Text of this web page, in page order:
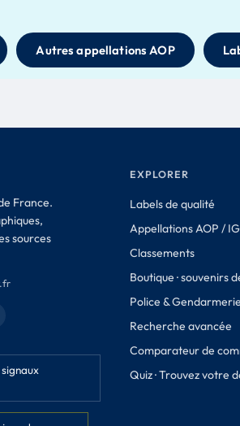
Autres appellations AOP
France.
sources
EXPLORER
Labels de qualité
Appellations AOP /
Classements
Boutique · souvenirs
Police & Gendarmerie
Recherche avancée
Comparateur de
Quiz · Trouvez votre